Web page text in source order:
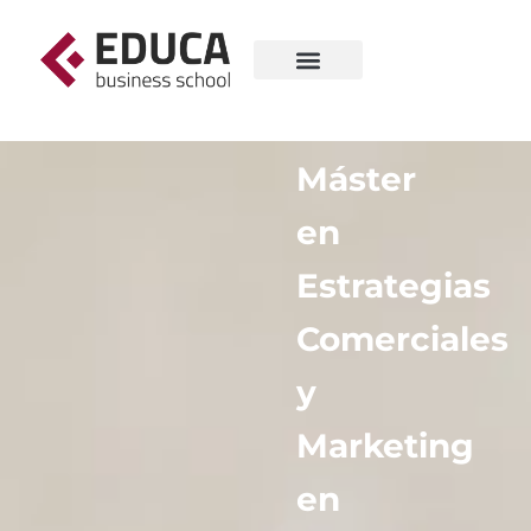
Máster
en
Estrategias
Comerciales
y
Marketing
en